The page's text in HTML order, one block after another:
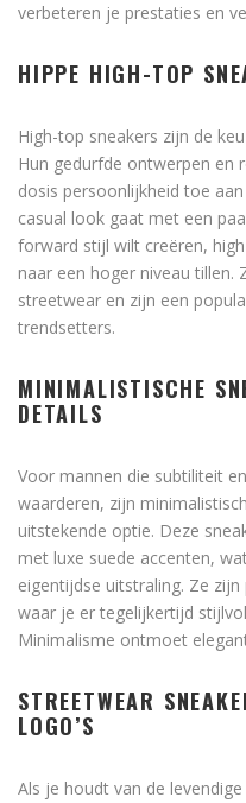
verbeteren je prestaties en
HIPPE HIGH-TOP
High-top sneakers zijn de
Hun gedurfde ontwerpen en
dosis persoonlijkheid toe
casual look gaat met een
forward stijl wilt creëren,
naar een hoger niveau tillen.
streetwear en zijn een
trendsetters.
MINIMALISTISCHE
DETAILS
Voor mannen die subtiliteit
waarderen, zijn
uitstekende optie. Deze
met luxe suede accenten,
eigentijdse uitstraling. Ze
waar je er tegelijkertijd
Minimalisme ontmoet
STREETWEAR
LOGO’S
Als je houdt van de